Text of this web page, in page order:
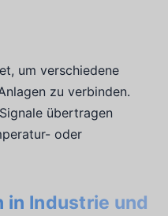
um verschiedene
zu verbinden.
übertragen
oder
in Industrie und